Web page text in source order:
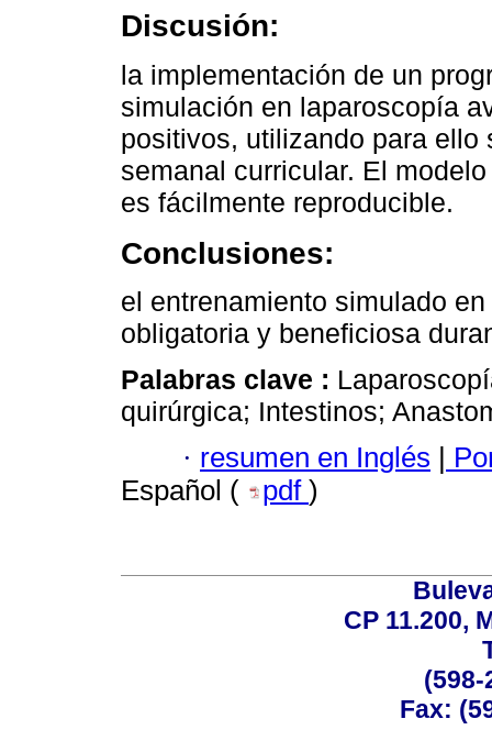
Discusión:
la implementación de un
simulación en laparoscopía
positivos, utilizando para ello
semanal curricular. El
es fácilmente reproducible.
Conclusiones:
el entrenamiento simulado
obligatoria y beneficiosa
Palabras clave :
quirúrgica; Intestinos;
· resumen en Inglés
Español (
pdf )
CP 11.200,
(598-
Fax: